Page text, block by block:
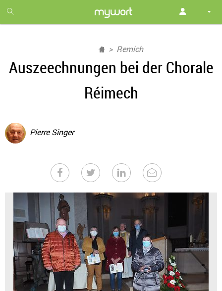
month
free
Remich
Auszeechnungen bei der Chorale
Réimech
Pierre Singer